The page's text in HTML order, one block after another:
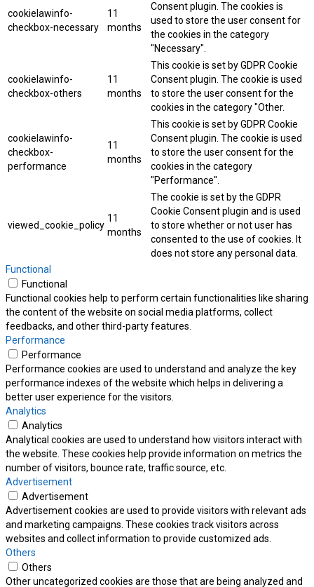
cookielawinfo-
checkbox-necessary
11
months
Consent plugin. The cookies is
used to store the user consent for
the cookies in the category
"Necessary".
cookielawinfo-
checkbox-others
11
months
This cookie is set by GDPR Cookie
Consent plugin. The cookie is used
to store the user consent for the
cookies in the category "Other.
cookielawinfo-
checkbox-
performance
11
months
This cookie is set by GDPR Cookie
Consent plugin. The cookie is used
to store the user consent for the
cookies in the category
"Performance".
viewed_cookie_policy
11
months
The cookie is set by the GDPR
Cookie Consent plugin and is used
to store whether or not user has
consented to the use of cookies. It
does not store any personal data.
Functional
Functional
Functional cookies help to perform certain functionalities like sharing
the content of the website on social media platforms, collect
feedbacks, and other third-party features.
Performance
Performance
Performance cookies are used to understand and analyze the key
performance indexes of the website which helps in delivering a
better user experience for the visitors.
Analytics
Analytics
Analytical cookies are used to understand how visitors interact with
the website. These cookies help provide information on metrics the
number of visitors, bounce rate, traffic source, etc.
Advertisement
Advertisement
Advertisement cookies are used to provide visitors with relevant ads
and marketing campaigns. These cookies track visitors across
websites and collect information to provide customized ads.
Others
Others
Other uncategorized cookies are those that are being analyzed and